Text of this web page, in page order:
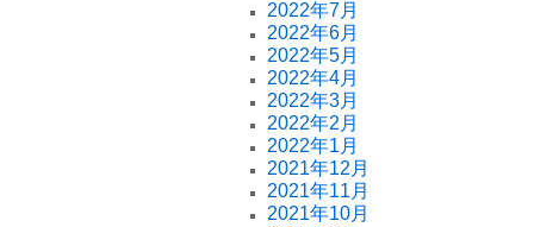
2022年7月
2022年6月
2022年5月
2022年4月
2022年3月
2022年2月
2022年1月
2021年12月
2021年11月
2021年10月